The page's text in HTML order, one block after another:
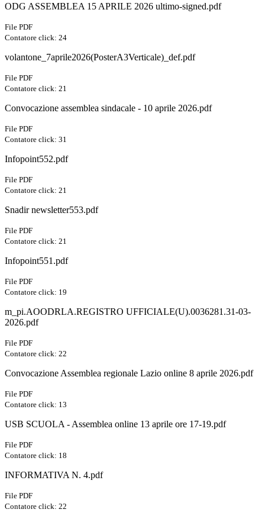
ODG ASSEMBLEA 15 APRILE 2026 ultimo-signed.pdf
File PDF
Contatore click: 24
volantone_7aprile2026(PosterA3Verticale)_def.pdf
File PDF
Contatore click: 21
Convocazione assemblea sindacale - 10 aprile 2026.pdf
File PDF
Contatore click: 31
Infopoint552.pdf
File PDF
Contatore click: 21
Snadir newsletter553.pdf
File PDF
Contatore click: 21
Infopoint551.pdf
File PDF
Contatore click: 19
m_pi.AOODRLA.REGISTRO UFFICIALE(U).0036281.31-03-
2026.pdf
File PDF
Contatore click: 22
Convocazione Assemblea regionale Lazio online 8 aprile 2026.pdf
File PDF
Contatore click: 13
USB SCUOLA - Assemblea online 13 aprile ore 17-19.pdf
File PDF
Contatore click: 18
INFORMATIVA N. 4.pdf
File PDF
Contatore click: 22